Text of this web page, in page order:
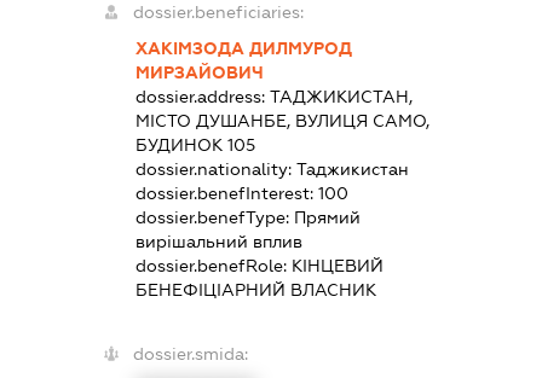
dossier.beneficiaries:
ХАКІМЗОДА ДИЛМУРОД
МИРЗАЙОВИЧ
dossier.address: ТАДЖИКИСТАН,
МІСТО ДУШАНБЕ, ВУЛИЦЯ САМО,
БУДИНОК 105
dossier.nationality: Таджикистан
dossier.benefInterest: 100
dossier.benefType: Прямий
вирішальний вплив
dossier.benefRole: КІНЦЕВИЙ
БЕНЕФІЦІАРНИЙ ВЛАСНИК
dossier.smida: